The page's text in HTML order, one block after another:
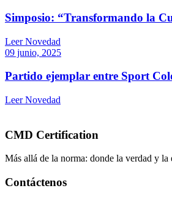
Simposio: “Transformando la
Leer Novedad
09 junio, 2025
Partido ejemplar entre Sport
Leer Novedad
CMD Certification
Más allá de la norma: donde la verdad y la
Contáctenos